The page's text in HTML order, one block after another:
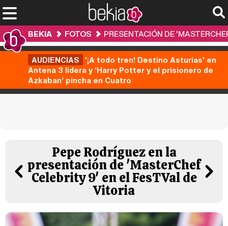
BEKIA FOTOS PRESENTACIÓN DE
AUDIENCIAS '¡A todo tren! Destino Asturias' en
Antena 3 lidera y 'Harry Potter y el prisionero de
Azkaban' pincha en Cuatro
Pepe Rodríguez en la
presentación de 'MasterChef
Celebrity 9' en el FesTVal de
Vitoria